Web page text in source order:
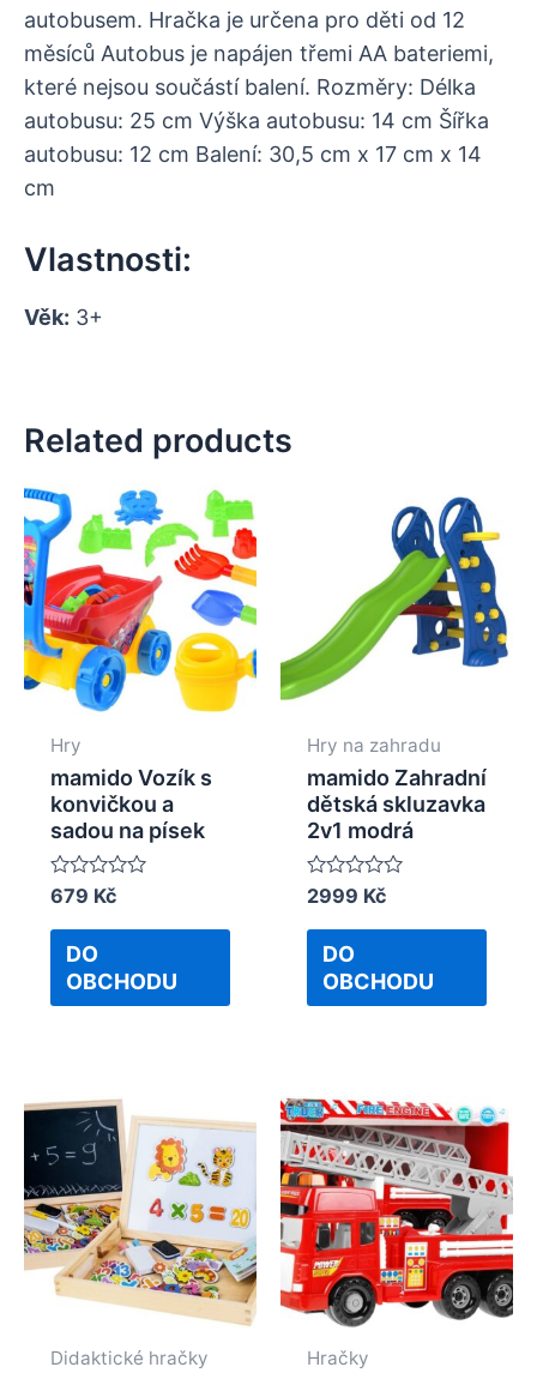
autobusem. Hračka je určena pro děti od 12
měsíců Autobus je napájen třemi AA bateriemi,
které nejsou součástí balení. Rozměry: Délka
autobusu: 25 cm Výška autobusu: 14 cm Šířka
autobusu: 12 cm Balení: 30,5 cm x 17 cm x 14
cm
Vlastnosti:
Věk: 3+
Related products
Hry
mamido Vozík s
konvičkou a
sadou na písek
Rated
0
out
679 Kč
DO
OBCHODU
Hry na zahradu
mamido Zahradní
dětská skluzavka
2v1 modrá
Rated
out
2999 Kč
DO
OBCHODU
Didaktické hračky Hračky